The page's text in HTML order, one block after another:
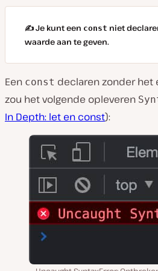
✍️ Je kunt een const niet
waarde aan te geven.
Een const declaren zonder het
zou het volgende opleveren
In Depth: let en const):